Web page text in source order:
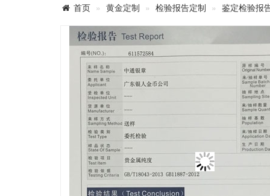
首页 黄金定制 检验报告定制 鉴定检验报